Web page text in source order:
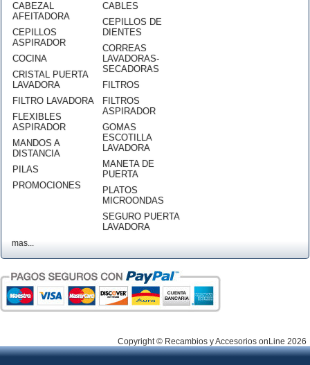
CABEZAL
AFEITADORA
CEPILLOS
ASPIRADOR
COCINA
CRISTAL PUERTA
LAVADORA
FILTRO LAVADORA
FLEXIBLES
ASPIRADOR
MANDOS A
DISTANCIA
PILAS
PROMOCIONES
CABLES
CEPILLOS DE
DIENTES
CORREAS
LAVADORAS-
SECADORAS
FILTROS
FILTROS
ASPIRADOR
GOMAS
ESCOTILLA
LAVADORA
MANETA DE
PUERTA
PLATOS
MICROONDAS
SEGURO PUERTA
LAVADORA
mas...
Copyright © Recambios y Accesorios onLine 2026